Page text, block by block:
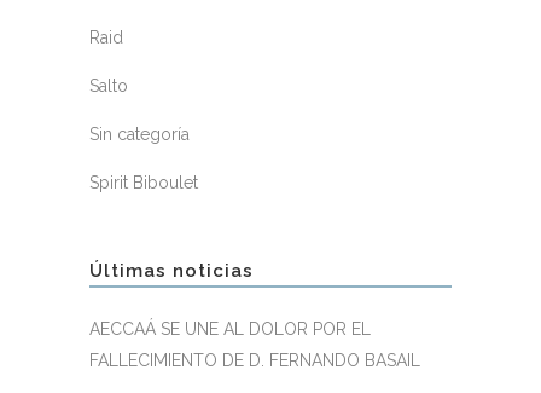
Raid
Salto
Sin categoría
Spirit Biboulet
Últimas noticias
AECCAÁ SE UNE AL DOLOR POR EL
FALLECIMIENTO DE D. FERNANDO BASAIL